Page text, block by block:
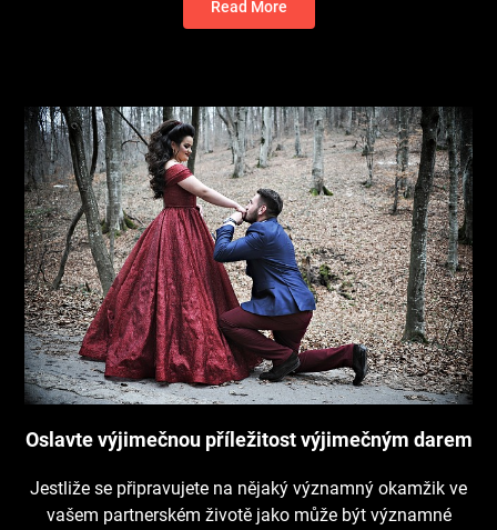
Read More
Oslavte výjimečnou příležitost výjimečným darem
Jestliže se připravujete na nějaký významný okamžik ve
vašem partnerském životě jako může být významné